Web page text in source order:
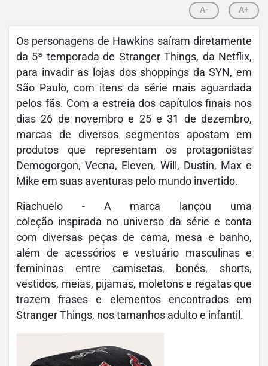
A- A+
Os personagens de Hawkins saíram diretamente
da 5ª temporada de Stranger Things, da Netflix,
para invadir as lojas dos shoppings da SYN, em
São Paulo, com itens da série mais aguardada
pelos fãs. Com a estreia dos capítulos finais nos
dias 26 de novembro e 25 e 31 de dezembro,
marcas de diversos segmentos apostam em
produtos que representam os protagonistas
Demogorgon, Vecna, Eleven, Will, Dustin, Max e
Mike em suas aventuras pelo mundo invertido.
Riachuelo - A marca lançou uma
coleção inspirada no universo da série e conta
com diversas peças de cama, mesa e banho,
além de acessórios e vestuário masculinas e
femininas entre camisetas, bonés, shorts,
vestidos, meias, pijamas, moletons e regatas que
trazem frases e elementos encontrados em
Stranger Things, nos tamanhos adulto e infantil.